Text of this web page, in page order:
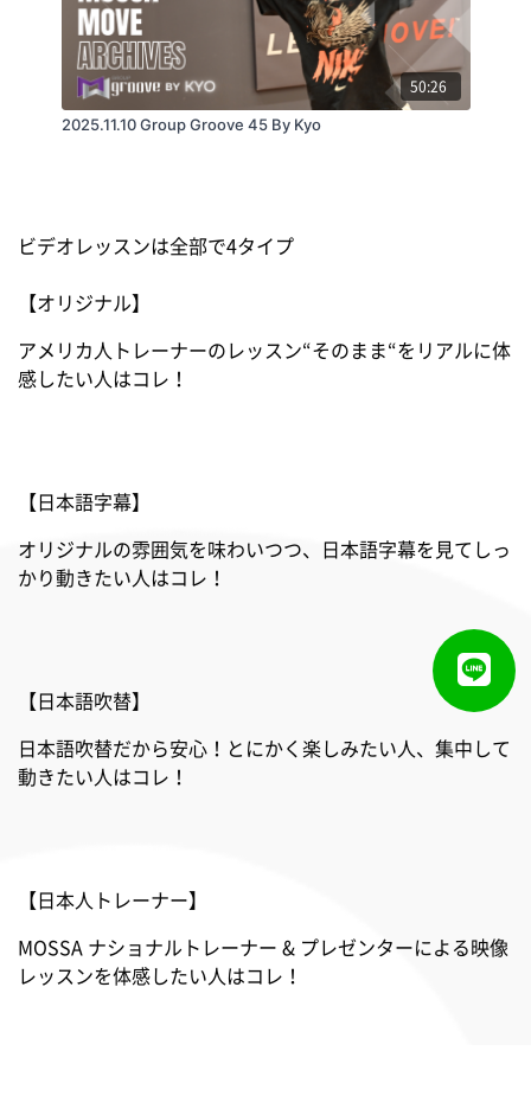
50:26
2025.11.10 Group Groove 45 By Kyo
ビデオレッスンは全部で4タイプ
【オリジナル】
アメリカ人トレーナーのレッスン“そのまま“をリアルに体
感したい人はコレ！
【日本語字幕】
オリジナルの雰囲気を味わいつつ、日本語字幕を見てしっ
かり動きたい人はコレ！
【日本語吹替】
日本語吹替だから安心！とにかく楽しみたい人、集中して
動きたい人はコレ！
【日本人トレーナー】
MOSSA ナショナルトレーナー & プレゼンターによる映像
レッスンを体感したい人はコレ！